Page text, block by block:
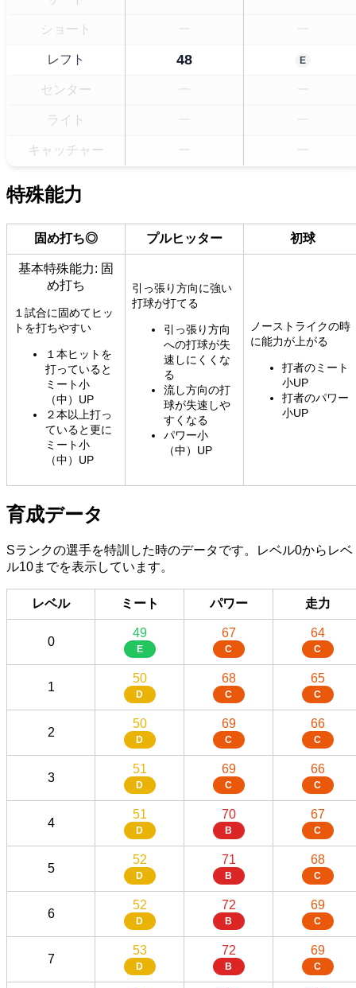
ショート
レフト 48 E
センター
ライト
キャッチャー
特殊能力
固め打ち◎ プルヒッター 初球
基本特殊能力: 固
め打ち
１試合に固めてヒッ
トを打ちやすい
１本ヒットを
打っていると
ミート小
（中）UP
２本以上打っ
ていると更に
ミート小
（中）UP
引っ張り方向に強い
打球が打てる
引っ張り方向
への打球が失
速しにくくな
る
流し方向の打
球が失速しや
すくなる
パワー小
（中）UP
ノーストライクの時
に能力が上がる
打者のミート
小UP
打者のパワー
小UP
育成データ
Sランクの選手を特訓した時のデータです。レベル0からレベ
ル10までを表示しています。
レベル ミート パワー 走力
0
49
E
67
C
64
C
1
50
D
68
C
65
C
2
50
D
69
C
66
C
3
51
D
69
C
66
C
4
51
D
70
B
67
C
5
52
D
71
B
68
C
6
52
D
72
B
69
C
7
53
D
72
B
69
C